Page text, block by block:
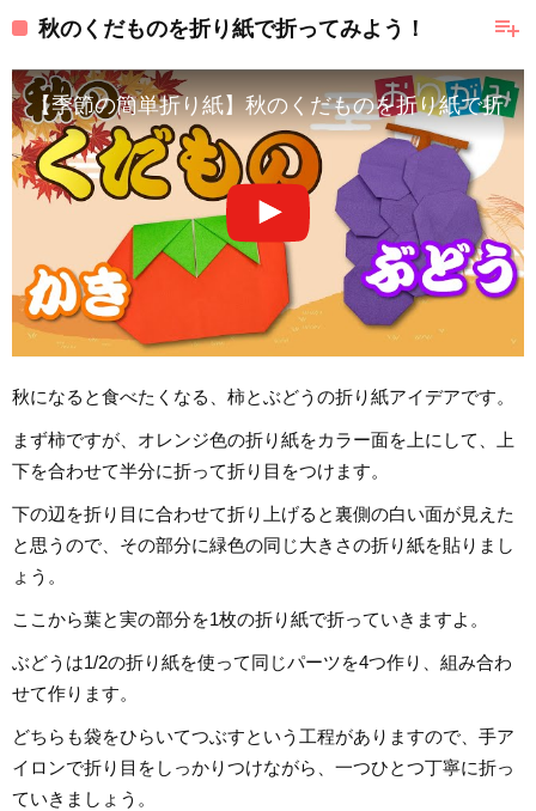
playlist_add
秋のくだものを折り紙で折ってみよう！
【季節の簡単折り紙】秋のくだものを折り紙で折
秋になると食べたくなる、柿とぶどうの折り紙アイデアです。
まず柿ですが、オレンジ色の折り紙をカラー面を上にして、上
下を合わせて半分に折って折り目をつけます。
下の辺を折り目に合わせて折り上げると裏側の白い面が見えた
と思うので、その部分に緑色の同じ大きさの折り紙を貼りまし
ょう。
ここから葉と実の部分を1枚の折り紙で折っていきますよ。
ぶどうは1/2の折り紙を使って同じパーツを4つ作り、組み合わ
せて作ります。
どちらも袋をひらいてつぶすという工程がありますので、手ア
イロンで折り目をしっかりつけながら、一つひとつ丁寧に折っ
ていきましょう。